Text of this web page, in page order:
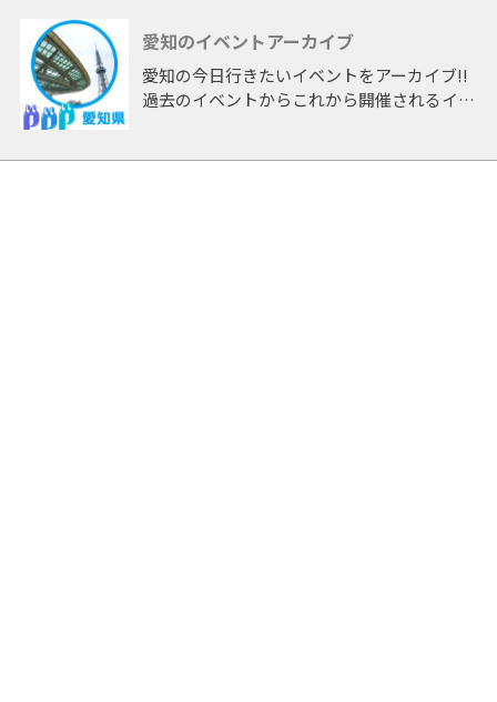
愛知のイベントアーカイブ
愛知の今日行きたいイベントをアーカイブ!!
過去のイベントからこれから開催されるイベ